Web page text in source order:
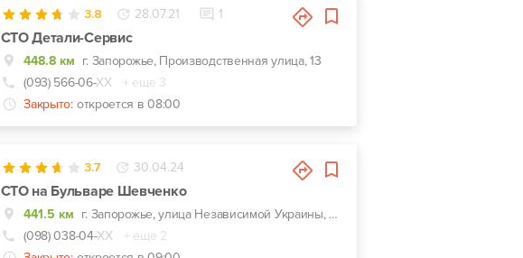
3.8 28.07.21 1
СТО Детали-Сервис
448.8 км г. Запорожье, Производственная улица, 13
(093) 566-06-ХХ
+ еще 3
Закрыто: откроется в 08:00
3.7 30.04.24
СТО на Бульваре Шевченко
441.5 км
г. Запорожье, улица Независимой Украины, 56А
(098) 038-04-ХХ
+ еще 2